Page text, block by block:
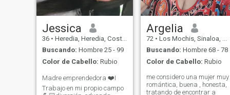
LOOKING FOR,,,
Jessica
36 • Heredia, Heredia, Costa Rica
Buscando: Hombre 25 - 99
Color de Cabello: Rubio
Madre emprendedora ❤️I
Trabajo en mi propio campo
Argelia
72 • Los Mochis, Sinaloa, México
Buscando: Hombre 68 - 78
Color de Cabello: Rubio
me considero una mujer muy
romántica, buena , honesta,
tratando de encontrar a